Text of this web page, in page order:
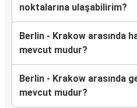
noktalarına ulaşabilirim?
Berlin - Krakow arasında
mevcut mudur?
Berlin - Krakow arasında
mevcut mudur?